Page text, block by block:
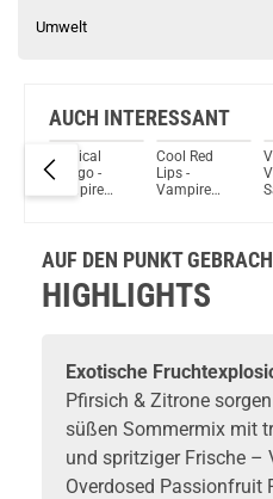
Umwelt
AUCH INTERESSANT
Tropical
Mango -
Vampire
Cool Red
Lips -
Vampire
AUF DEN PUNKT
HIGHLIGHTS
Exotische
Pfirsich & Zitrone
süßen Sommermix mit
und spritziger Frische –
Overdosed Passionfruit